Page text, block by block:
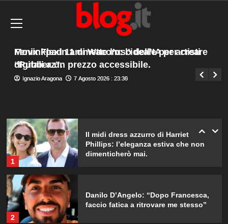
principale
L’Ambasciata d’Italia a Praga apre le
porte per celebrare gli ottant’anni della
Giuseppe Recca 7 Agosto 2026 : 19:55
Fenix Flexin ammette l’uso dell’IA per creare
“Rubberz”.
Ignazio Aragona 7 Agosto 2026 : 23:35
Movinkpad 11 di Wacom: l’ideale per artisti
digitali a un prezzo accessibile.
Ignazio Aragona 7 Agosto 2026 : 23:30
Tradimenti di Benjamin Mascolo:
Bella Thorne rivela i segreti nascosti
Dove Cameron in Italia: vacanze da
1
Il midi dress azzurro di Harriet
Phillips: l’eleganza estiva che non
dimenticherò mai.
2
Danilo D’Angelo: “Dopo Francesca,
faccio fatica a ritrovare me stesso”